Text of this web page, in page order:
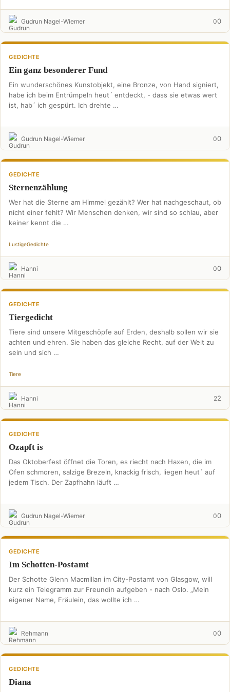
Gudrun Nagel-Wiemer 00
GEDICHTE
Ein ganz besonderer Fund
Ein wunderschönes Kunstobjekt, eine Bronze, von Hand signiert,
habe ich beim Entrümpeln heut´ entdeckt, - dass sie etwas wert
ist, hab´ ich gespürt. Ich drehte …
Gudrun Nagel-Wiemer 00
GEDICHTE
Sternenzählung
Wer hat die Sterne am Himmel gezählt? Wer hat nachgeschaut, ob
nicht einer fehlt? Wir Menschen denken, wir sind so schlau, aber
keiner kennt die …
LustigeGedichte
Hanni 00
GEDICHTE
Tiergedicht
Tiere sind unsere Mitgeschöpfe auf Erden, deshalb sollen wir sie
achten und ehren. Sie haben das gleiche Recht, auf der Welt zu
sein und sich …
Tiere
Hanni 22
GEDICHTE
Ozapft is
Das Oktoberfest öffnet die Toren, es riecht nach Haxen, die im
Ofen schmoren, salzige Brezeln, knackig frisch, liegen heut´ auf
jedem Tisch. Der Zapfhahn läuft …
Gudrun Nagel-Wiemer 00
GEDICHTE
Im Schotten-Postamt
Der Schotte Glenn Macmillan im City-Postamt von Glasgow, will
kurz ein Telegramm zur Freundin aufgeben - nach Oslo. „Mein
eigener Name, Fräulein, das wollte ich …
Rehmann 00
GEDICHTE
Diana